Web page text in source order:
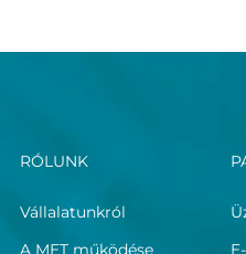
RÓLUNK
Vállalatunkról
A MET működése